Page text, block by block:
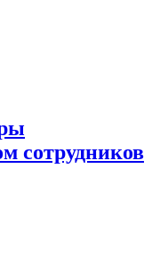
сотрудников